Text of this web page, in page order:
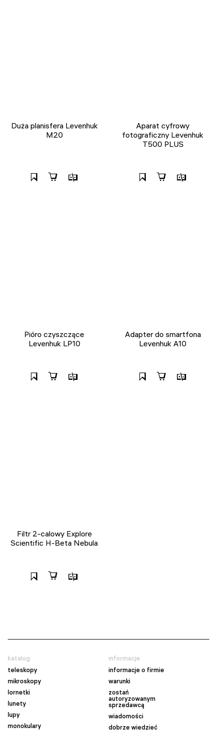
Duża planisfera Levenhuk
M20
Aparat cyfrowy
fotograficzny Levenhuk
T500 PLUS
Pióro czyszczące
Levenhuk LP10
Adapter do smartfona
Levenhuk A10
Filtr 2-calowy Explore
Scientific H-Beta Nebula
katalog
teleskopy
mikroskopy
lornetki
lunety
lupy
monokulary
informacje
informacje o firmie
warunki
zostań
autoryzowanym
sprzedawcą
wiadomości
dobrze wiedzieć